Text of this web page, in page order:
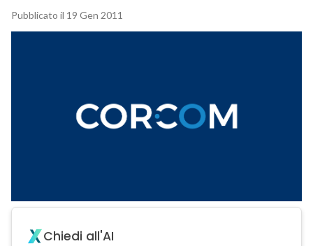
Pubblicato il 19 Gen 2011
Chiedi all'AI